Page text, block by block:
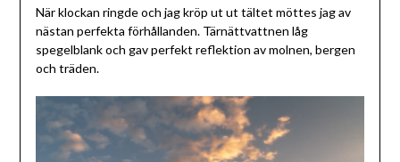
När klockan ringde och jag kröp ut ut tältet möttes jag av
nästan perfekta förhållanden. Tärnättvattnen låg
spegelblank och gav perfekt reflektion av molnen, bergen
och träden.